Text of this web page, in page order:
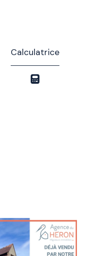
Calculatrice